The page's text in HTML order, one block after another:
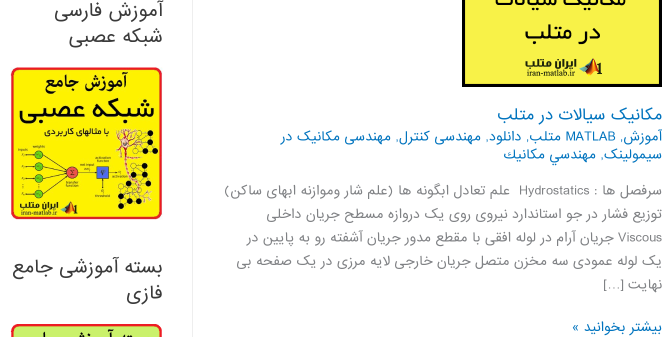
مکانیک سیالات در متلب
آموزش, MATLAB متلب , دانلود, مهندسی کنترل, مهندسی مکانیک در
سیمولینک, مهندسي مكانيك
سرفصل ها : Hydrostatics علم تعادل ابگونه ها (علم شار وموازنه ابهای ساکن)
توزیع فشار در جو استاندارد نیروی روی یک دروازه مسطح جریان داخلی
Viscous جریان آرام در لوله افقی با مقطع مدور جریان آشفته رو به پایین در
یک لوله عمودی سه مخزن متصل جریان خارجی لایه مرزی در یک صفحه بی
نهایت […]
مکانیک
بیشتر بخوانید »
آموزش فارسی
شبکه عصبی
بسته آموزشی جامع
فازی